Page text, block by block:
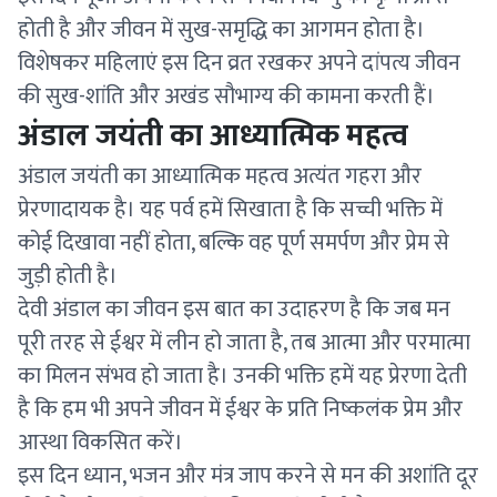
होती है और जीवन में सुख-समृद्धि का आगमन होता है।
विशेषकर महिलाएं इस दिन व्रत रखकर अपने दांपत्य जीवन
की सुख-शांति और अखंड सौभाग्य की कामना करती हैं।
अंडाल जयंती का आध्यात्मिक महत्व
अंडाल जयंती का आध्यात्मिक महत्व अत्यंत गहरा और
प्रेरणादायक है। यह पर्व हमें सिखाता है कि सच्ची भक्ति में
कोई दिखावा नहीं होता, बल्कि वह पूर्ण समर्पण और प्रेम से
जुड़ी होती है।
देवी अंडाल का जीवन इस बात का उदाहरण है कि जब मन
पूरी तरह से ईश्वर में लीन हो जाता है, तब आत्मा और परमात्मा
का मिलन संभव हो जाता है। उनकी भक्ति हमें यह प्रेरणा देती
है कि हम भी अपने जीवन में ईश्वर के प्रति निष्कलंक प्रेम और
आस्था विकसित करें।
इस दिन ध्यान, भजन और मंत्र जाप करने से मन की अशांति दूर